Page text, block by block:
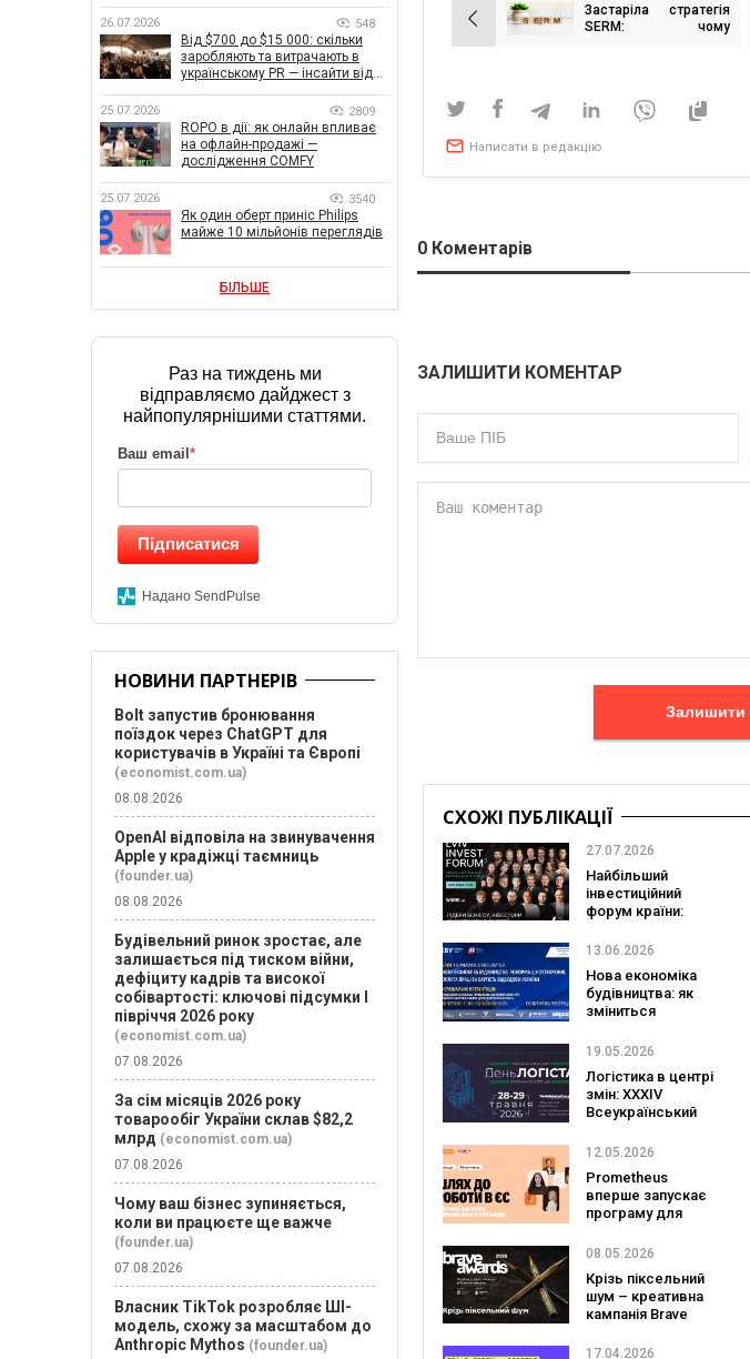
Навігація
записів
Застаріла стратегія
SERM: чому
Написати в редакцію
0 Коментарів
ЗАЛИШИТИ КОМЕНТАР
СХОЖІ ПУБЛІКАЦІЇ
27.07.2026
Найбільший
інвестиційний
форум країни:
квиток на Lviv
13.06.2026
Нова економіка
будівництва: як
зміниться
вартість
19.05.2026
Логістика в центрі
змін: XXXIV
Всеукраїнський
збере лідерів
12.05.2026
Prometheus
вперше запускає
програму для
навчання та
супровід у Польщі
та Німеччині
08.05.2026
Крізь піксельний
шум – креативна
кампанія Brave
17.04.2026
26.07.2026 548
Від $700 до $15 000: скільки
заробляють та витрачають в
українському PR — інсайти від
25.07.2026 2809
ROPO в дії: як онлайн впливає
на офлайн-продажі —
дослідження COMFY
25.07.2026 3540
Як один оберт приніс Philips
майже 10 мільйонів переглядів
БІЛЬШЕ
Раз на тиждень ми
відправляємо дайджест з
найпопулярнішими статтями.
Ваш email *
Підписатися
Надано SendPulse
НОВИНИ ПАРТНЕРІВ
Bolt запустив бронювання
поїздок через ChatGPT для
користувачів в Україні та Європі
(economist.com.ua)
08.08.2026
OpenAI відповіла на звинувачення
Apple у крадіжці таємниць
(founder.ua)
08.08.2026
Будівельний ринок зростає, але
залишається під тиском війни,
дефіциту кадрів та високої
собівартості: ключові підсумки І
півріччя 2026 року
(economist.com.ua)
07.08.2026
За сім місяців 2026 року
товарообіг України склав $82,2
млрд (economist.com.ua)
07.08.2026
Чому ваш бізнес зупиняється,
коли ви працюєте ще важче
(founder.ua)
07.08.2026
Власник TikTok розробляє ШІ-
модель, схожу за масштабом до
Anthropic Mythos (founder.ua)